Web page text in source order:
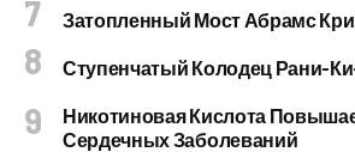
Затопленный Мост Абрамс
Ступенчатый Колодец Рани-
Никотиновая Кислота
Сердечных Заболеваний